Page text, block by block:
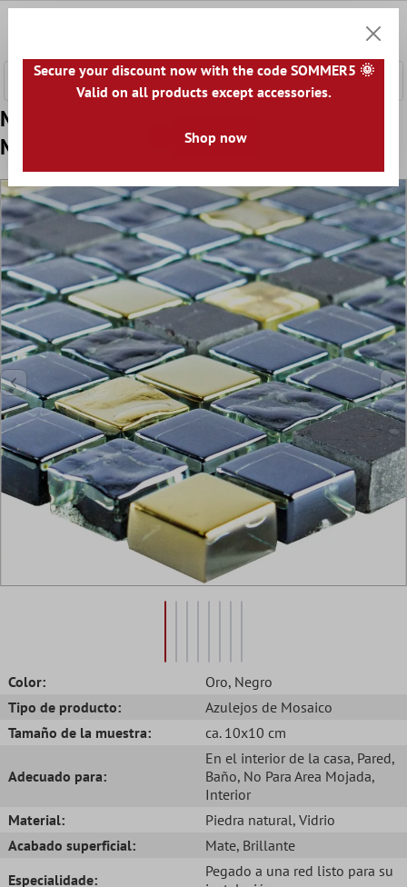
Cesta
Muestra Cristal Piedra Natural Azulejos De
Mosaico Cooktown Negro Oro
Color: Oro, Negro
Tipo de producto:
Azulejos de Mosaico
Tamaño de la muestra:
ca. 10x10 cm
Adecuado para:
En el interior de la casa, Pared,
Baño, No Para Area Mojada,
Interior
Material:
Piedra natural, Vidrio
Acabado superficial:
Mate, Brillante
Especialidade:
Pegado a una red listo para su
Secure your discount now with the code SOMMER5 🌞
Valid on all products except accessories.
Shop now